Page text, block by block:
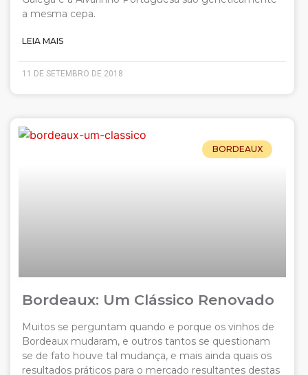
a mesma cepa.
LEIA MAIS
11 DE SETEMBRO DE 2018
BORDEAUX
Bordeaux: Um Clássico Renovado
Muitos se perguntam quando e porque os vinhos de
Bordeaux mudaram, e outros tantos se questionam
se de fato houve tal mudança, e mais ainda quais os
resultados práticos para o mercado resultantes destas